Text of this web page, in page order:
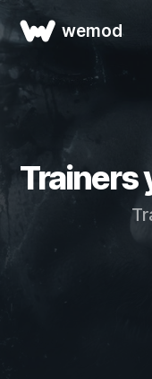
wemod
Trainers